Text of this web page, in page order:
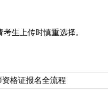
生上传时慎重选择。
资格证报名全流程